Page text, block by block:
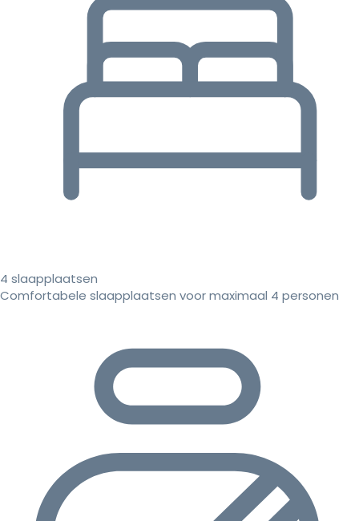
4 slaapplaatsen
Comfortabele slaapplaatsen voor maximaal 4 personen